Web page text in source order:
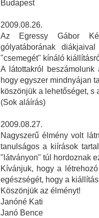
Budapest
2009.08.26.
Az Egressy Gábor
gólyatáborának
"csemegét" kínáló
A látottakról
hogy egyszer mindnyájan
köszönjük a lehetőséget, s
(Sok aláírás)
2009.08.27.
Nagyszerű élmény volt
tanulságos a kiírások
"látványon" túl hordoznak
Kívánjuk, hogy a
egészségét, hogy a
Köszönjük az élményt!
Janóné Kati
Janó Bence